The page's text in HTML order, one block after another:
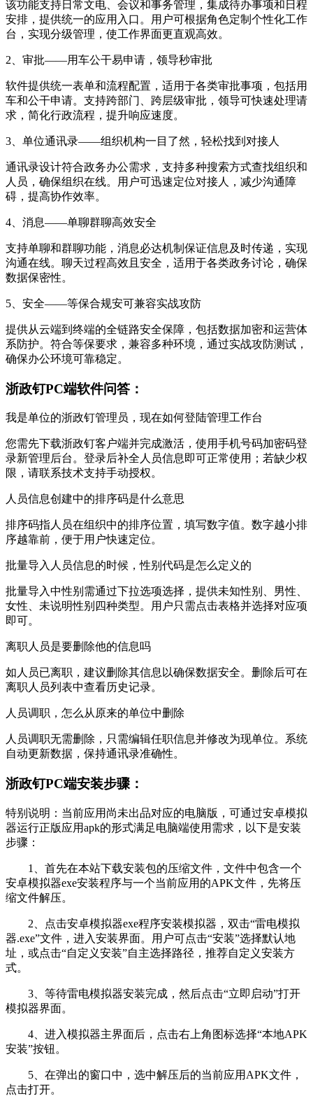
该功能支持日常文电、会议和事务管理，集成待办事项和日程
安排，提供统一的应用入口。用户可根据角色定制个性化工作
台，实现分级管理，使工作界面更直观高效。
2、审批——用车公干易申请，领导秒审批
软件提供统一表单和流程配置，适用于各类审批事项，包括用
车和公干申请。支持跨部门、跨层级审批，领导可快速处理请
求，简化行政流程，提升响应速度。
3、单位通讯录——组织机构一目了然，轻松找到对接人
通讯录设计符合政务办公需求，支持多种搜索方式查找组织和
人员，确保组织在线。用户可迅速定位对接人，减少沟通障
碍，提高协作效率。
4、消息——单聊群聊高效安全
支持单聊和群聊功能，消息必达机制保证信息及时传递，实现
沟通在线。聊天过程高效且安全，适用于各类政务讨论，确保
数据保密性。
5、安全——等保合规安可兼容实战攻防
提供从云端到终端的全链路安全保障，包括数据加密和运营体
系防护。符合等保要求，兼容多种环境，通过实战攻防测试，
确保办公环境可靠稳定。
浙政钉PC端软件问答：
我是单位的浙政钉管理员，现在如何登陆管理工作台
您需先下载浙政钉客户端并完成激活，使用手机号码加密码登
录新管理后台。登录后补全人员信息即可正常使用；若缺少权
限，请联系技术支持手动授权。
人员信息创建中的排序码是什么意思
排序码指人员在组织中的排序位置，填写数字值。数字越小排
序越靠前，便于用户快速定位。
批量导入人员信息的时候，性别代码是怎么定义的
批量导入中性别需通过下拉选项选择，提供未知性别、男性、
女性、未说明性别四种类型。用户只需点击表格并选择对应项
即可。
离职人员是要删除他的信息吗
如人员已离职，建议删除其信息以确保数据安全。删除后可在
离职人员列表中查看历史记录。
人员调职，怎么从原来的单位中删除
人员调职无需删除，只需编辑任职信息并修改为现单位。系统
自动更新数据，保持通讯录准确性。
浙政钉PC端安装步骤：
特别说明：当前应用尚未出品对应的电脑版，可通过安卓模拟
器运行正版应用apk的形式满足电脑端使用需求，以下是安装
步骤：
1、首先在本站下载安装包的压缩文件，文件中包含一个
安卓模拟器exe安装程序与一个当前应用的APK文件，先将压
缩文件解压。
2、点击安卓模拟器exe程序安装模拟器，双击“雷电模拟
器.exe”文件，进入安装界面。用户可点击“安装”选择默认地
址，或点击“自定义安装”自主选择路径，推荐自定义安装方
式。
3、等待雷电模拟器安装完成，然后点击“立即启动”打开
模拟器界面。
4、进入模拟器主界面后，点击右上角图标选择“本地APK
安装”按钮。
5、在弹出的窗口中，选中解压后的当前应用APK文件，
点击打开。